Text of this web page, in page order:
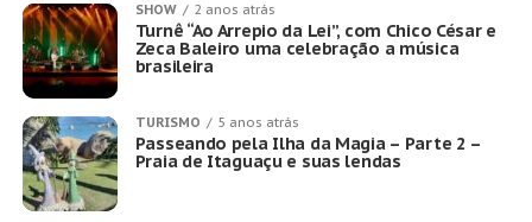
SHOW 2 anos atrás
Turnê “Ao Arrepio da Lei”, com Chico César e
Zeca Baleiro uma celebração a música
brasileira
TURISMO 5 anos atrás
Passeando pela Ilha da Magia – Parte 2 –
Praia de Itaguaçu e suas lendas